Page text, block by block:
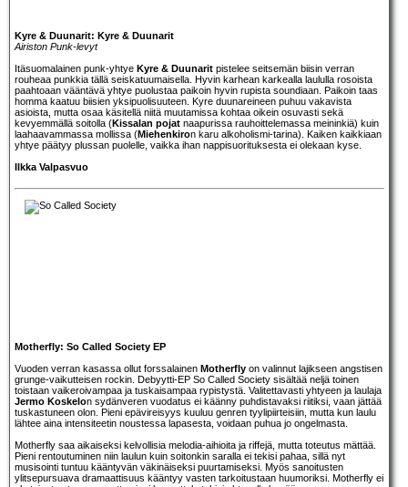
Kyre & Duunarit: Kyre & Duunarit
Airiston Punk-levyt
Itäsuomalainen punk-yhtye Kyre & Duunarit pistelee seitsemän biisin verran
rouheaa punkkia tällä seiskatuumaisella. Hyvin karhean karkealla laululla rosoista
paahtoaan vääntävä yhtye puolustaa paikoin hyvin rupista soundiaan. Paikoin taas
homma kaatuu biisien yksipuolisuuteen. Kyre duunareineen puhuu vakavista
asioista, mutta osaa käsitellä niitä muutamissa kohtaa oikein osuvasti sekä
kevyemmällä soitolla (Kissalan pojat naapurissa rauhoittelemassa meininkiä) kuin
laahaavammassa mollissa (Miehenkiron karu alkoholismi-tarina). Kaiken kaikkiaan
yhtye päätyy plussan puolelle, vaikka ihan nappisuorituksesta ei olekaan kyse.
Ilkka Valpasvuo
Motherfly: So Called Society EP
Vuoden verran kasassa ollut forssalainen Motherfly on valinnut lajikseen angstisen
grunge-vaikutteisen rockin. Debyytti-EP So Called Society sisältää neljä toinen
toistaan vaikeroivampaa ja tuskaisampaa rypistystä. Valitettavasti yhtyeen ja laulaja
Jermo Koskelon sydänveren vuodatus ei käänny puhdistavaksi riitiksi, vaan jättää
tuskastuneen olon. Pieni epävireisyys kuuluu genren tyylipiirteisiin, mutta kun laulu
lähtee aina intensiteetin noustessa lapasesta, voidaan puhua jo ongelmasta.
Motherfly saa aikaiseksi kelvollisia melodia-aihioita ja riffejä, mutta toteutus mättää.
Pieni rentoutuminen niin laulun kuin soitonkin saralla ei tekisi pahaa, sillä nyt
musisointi tuntuu kääntyvän väkinäiseksi puurtamiseksi. Myös sanoitusten
ylitsepursuava dramaattisuus kääntyy vasten tarkoitustaan huumoriksi. Motherfly ei